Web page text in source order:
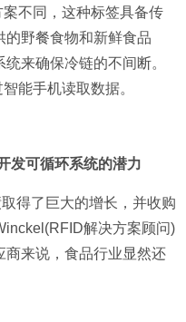
不同，这种标签具备传
的野餐食物和新鲜食品
来确保冷链的不间断。
能手机读取数据。
发可循环系统的潜力
得了巨大的增长，并收购
解决方案顾问)
商来说，食品行业显然还